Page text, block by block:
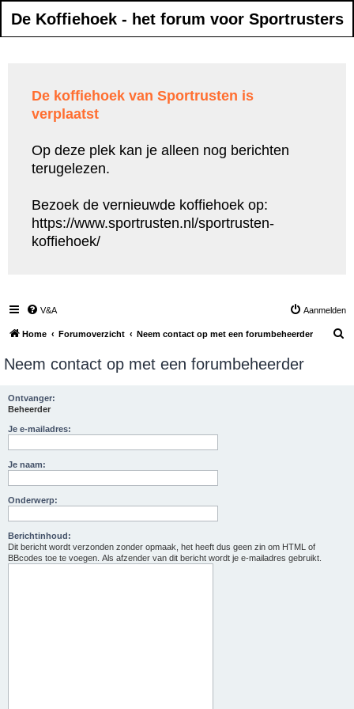
De Koffiehoek - het forum voor Sportrusters
De koffiehoek van Sportrusten is
verplaatst
Op deze plek kan je alleen nog berichten
terugelezen.
Bezoek de vernieuwde koffiehoek op:
https://www.sportrusten.nl/sportrusten-
koffiehoek/
V&A Aanmelden
Home Forumoverzicht Neem contact op met een forumbeheerder
Neem contact op met een forumbeheerder
Ontvanger:
Beheerder
Je e-mailadres:
Je naam:
Onderwerp:
Berichtinhoud:
Dit bericht wordt verzonden zonder opmaak, het heeft dus geen zin om HTML of
BBcodes toe te voegen. Als afzender van dit bericht wordt je e-mailadres gebruikt.